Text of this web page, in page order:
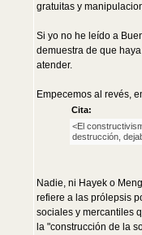
gratuitas y
Si yo no he leído a
demuestra de que
atender.
Empecemos al revés,
Cita:
<El
destrucción,
Nadie, ni Hayek o
refiere a las prólepsis
sociales y mercantiles
la "construcción de la